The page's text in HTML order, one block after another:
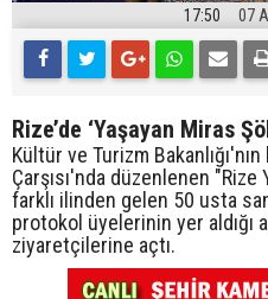
17:50 07
Rize’de ‘Yaşayan Miras
Kültür ve Turizm Bakanlığı'nın
Çarşısı'nda düzenlenen
farklı ilinden gelen 50 usta
protokol üyelerinin yer aldığı
ziyaretçilerine açtı.